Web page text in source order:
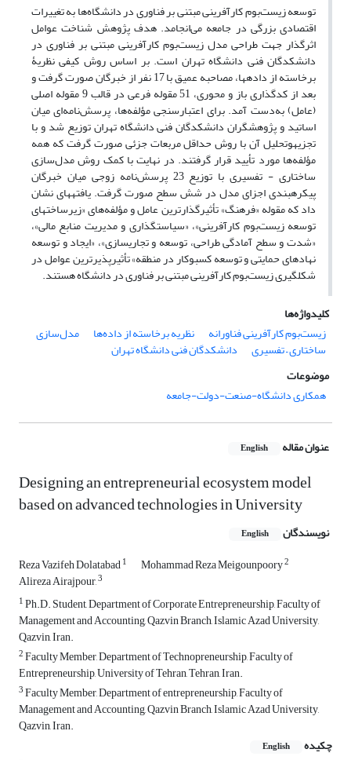
توسعه زیست‌بوم کارآفرینی مبتنی بر فناوری در دانشگاه‌ها ‏به تغییرات
اقتصادی بزرگی در جامعه می‌انجامد. هدف پژوهش شناخت عوامل
اثرگذار جهت طراحی مدل زیست‌بوم کارآفرینی مبتنی بر فناوری‏ در
دانشکدگان فنی دانشگاه تهران است. بر اساس روش کیفی نظریۀ
برخاسته از داده‏ها، مصاحبه عمیق با 17 نفر از خبرگان صورت گرفت و
بعد از کدگذاری باز و محوری، 51 مقوله فرعی در قالب 9 مقوله اصلی
(عامل) به‌دست آمد. برای اعتبارسنجی مؤلفه‌ها، پرسش‌نامه‌ای میان
اساتید و پژوهشگران دانشکدگان فنی دانشگاه تهران توزیع شد و با
تجزیه‏وتحلیل آن با روش حداقل مربعات جزئی صورت گرفت که همه
مؤلفه‌ها مورد تأیید قرار گرفتند. در نهایت با کمک روش مدل‌سازی
ساختاری - تفسیری با توزیع 23 پرسش‌نامه‌ زوجی میان خبرگان
پیکره‏بندی اجزای مدل در شش سطح صورت گرفت. یافته‏های نشان
داد که مقوله «فرهنگ» تأثیرگذارترین عامل و مؤلفه‌های «زیرساخت‏های
توسعه زیست‌بوم کارآفرینی»، «سیاست‏گذاری و مدیریت منابع مالی»،
«شدت و سطح آمادگی طراحی، توسعه و تجاری‏سازی»، «ایجاد و توسعه
نهادهای حمایتی و توسعه کسب‏وکار در منطقه» تأثیرپذیرترین عوامل در
شکل‏گیری زیست‌بوم کارآفرینی مبتنی بر فناوری‏ در دانشگاه هستند.
کلیدواژه‌ها
زیست‌بوم کارآفرینی فناورانه
نظریه برخاسته از داده‌ها مدل‌سازی
ساختاری – تفسیری
دانشکدگان فنی دانشگاه تهران
موضوعات
همکاری دانشگاه-صنعت-دولت-جامعه
عنوان مقاله English
Designing an entrepreneurial ecosystem model
based on advanced technologies in University
نویسندگان English
Reza Vazifeh Dolatabad1 Mohammad Reza Meigounpoory2
Alireza Airajpour,3
1Ph.D. Student, Department of Corporate Entrepreneurship, Faculty of
Management and Accounting, Qazvin Branch, Islamic Azad University,
Qazvin, Iran.
2Faculty Member, Department of Technopreneurship, Faculty of
Entrepreneurship, University of Tehran, Tehran, Iran.
3Faculty Member, Department of entrepreneurship, Faculty of
Management and Accounting, Qazvin Branch, Islamic Azad University,
Qazvin, Iran.
چکیده
English